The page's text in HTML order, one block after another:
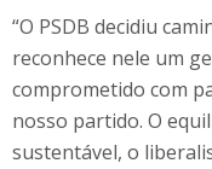
“O PSDB decidiu
reconhece nele um
comprometido com
nosso partido. O
sustentável, o